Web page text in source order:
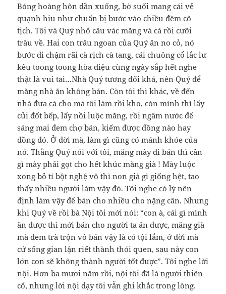
Bóng hoàng hôn dần xuống, bờ suối mang cái vẻ
quạnh hiu như chuẩn bị bước vào chiều đêm cô
tịch. Tôi và Quý nhổ câu vác măng và cá rồi cưỡi
trâu về. Hai con trâu ngoan của Quý ăn no cỏ, nó
bước đi chậm rãi cà rịch cà tang, cái chuông cổ lắc lư
kêu toong toong hòa điệu cùng ngày sắp hết nghe
thật là vui tai…Nhà Quý tương đối khá, nên Quý để
măng nhà ăn không bán. Còn tôi thì khác, về đến
nhà đưa cá cho má tôi làm rồi kho, còn mình thì lấy
củi đốt bếp, lấy nồi luộc măng, rồi ngâm nước để
sáng mai đem chợ bán, kiếm được đồng nào hay
đồng đó. Ở đời mà, làm gì cũng có mánh khóe của
nó. Thằng Quý nói với tôi, măng mày đi bán thì cần
gì mày phải gọt cho hết khúc măng già ! Mày luộc
xong bỏ tí bột nghệ vô thì non già gì giống hệt, tao
thấy nhiều người làm vậy đó. Tôi nghe có lý nên
định làm vậy để bán cho nhiều cho nặng cân. Nhưng
khi Quý về rồi bà Nội tôi mới nói: “con à, cái gì mình
ăn được thì mới bán cho người ta ăn được, măng già
mà đem trà trộn vô bán vậy là có tội lắm, ở đời mà
cứ sống gian lận riết thành thói quen, sau này con
lớn con sẽ không thành người tốt được”. Tôi nghe lời
nội. Hơn ba mươi năm rồi, nội tôi đã là người thiên
cổ, nhưng lời nội dạy tôi vẫn ghi khắc trong lòng.